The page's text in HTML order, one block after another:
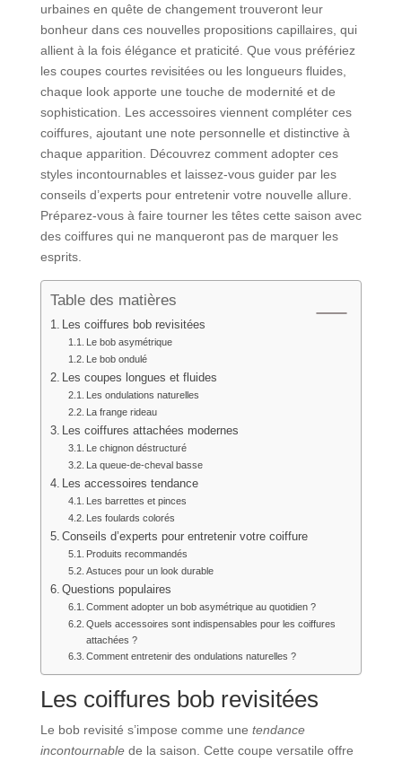
urbaines en quête de changement trouveront leur
bonheur dans ces nouvelles propositions capillaires, qui
allient à la fois élégance et praticité. Que vous préfériez
les coupes courtes revisitées ou les longueurs fluides,
chaque look apporte une touche de modernité et de
sophistication. Les accessoires viennent compléter ces
coiffures, ajoutant une note personnelle et distinctive à
chaque apparition. Découvrez comment adopter ces
styles incontournables et laissez-vous guider par les
conseils d’experts pour entretenir votre nouvelle allure.
Préparez-vous à faire tourner les têtes cette saison avec
des coiffures qui ne manqueront pas de marquer les
esprits.
Table des matières
Les coiffures bob revisitées
Le bob asymétrique
Le bob ondulé
Les coupes longues et fluides
Les ondulations naturelles
La frange rideau
Les coiffures attachées modernes
Le chignon déstructuré
La queue-de-cheval basse
Les accessoires tendance
Les barrettes et pinces
Les foulards colorés
Conseils d’experts pour entretenir votre coiffure
Produits recommandés
Astuces pour un look durable
Questions populaires
Comment adopter un bob asymétrique au quotidien ?
Quels accessoires sont indispensables pour les coiffures
attachées ?
Comment entretenir des ondulations naturelles ?
Les coiffures bob revisitées
Le bob revisité s’impose comme une tendance
incontournablede la saison. Cette coupe versatile offre